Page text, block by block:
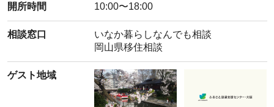
開所時間 10:00〜18:00
相談窓口
いなか暮らしなんでも相談
岡山県移住相談
ゲスト地域